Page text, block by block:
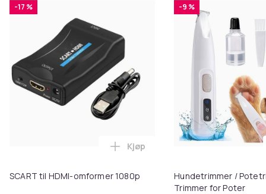
-17 %
SCART til HDMI-omformer 1080p
Legg SCART til HDMI-omformer
Kjøp
-9 %
Hundetrimmer /
Trimmer for Poter